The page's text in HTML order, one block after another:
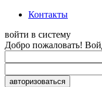
Контакты
войти в систему
Добро пожаловать!